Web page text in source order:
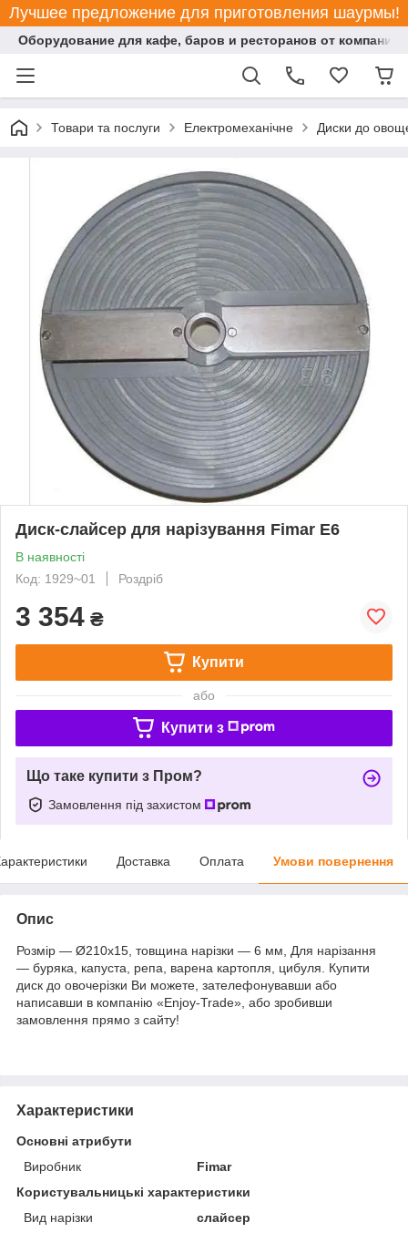
Лучшее предложение для приготовления шаурмы!
Оборудование для кафе, баров и ресторанов от компании
Товари та послуги Електромеханічне Диски до
Диск-слайсер для нарізування Fimar E6
В наявності
Код: 1929~01
Роздріб
3 354 ₴
Купити
або
Купити з
Що таке купити з Пром?
Замовлення під захистом
Доставка Оплата Умови повернення
Опис
Розмір — Ø210x15, товщина нарізки — 6 мм, Для нарізання
— буряка, капуста, репа, варена картопля, цибуля. Купити
диск до овочерізки Ви можете, зателефонувавши або
написавши в компанію «Enjoy-Trade», або зробивши
замовлення прямо з сайту!
Характеристики
Основні атрибути
Виробник
Fimar
Користувальницькі характеристики
Вид нарізки
слайсер